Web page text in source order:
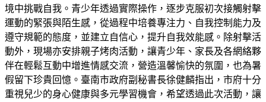
境中挑戰自我。青少年透過實際操作，逐步克服初次接觸射擊
運動的緊張與陌生感，從過程中培養專注力、自我控制能力及
遵守規範的態度，並建立自信心，提升自我效能感。除射擊活
動外，現場亦安排親子烤肉活動，讓青少年、家長及各網絡夥
伴在輕鬆互動中增進情感交流，營造溫馨愉快的氛圍，也為暑
假留下珍貴回憶。臺南市政府副秘書長徐健麟指出，市府十分
重視兒少的身心健康與多元學習機會，希望透過此次活動，讓